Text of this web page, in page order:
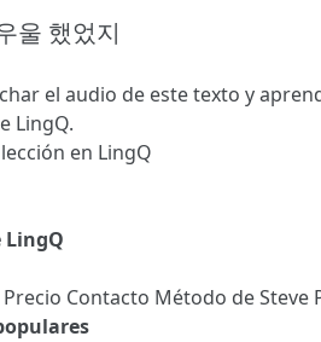
울 했었지
el audio de este texto y
LingQ.
en LingQ
LingQ
Precio Contacto Método de Steve